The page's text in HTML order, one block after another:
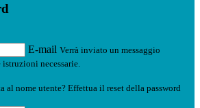
E-mail Verrà inviato un messaggio
necessarie.
al nome utente? Effettua il reset della password